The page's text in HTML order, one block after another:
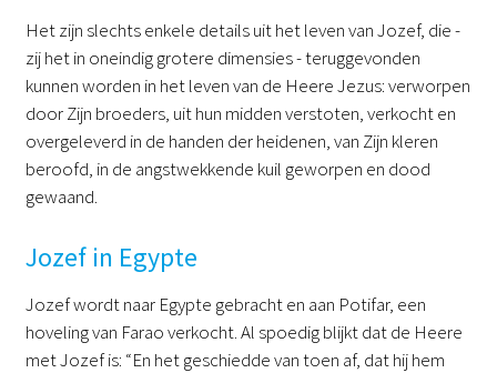
Het zijn slechts enkele details uit het leven van Jozef, die -
zij het in oneindig grotere dimensies - teruggevonden
kunnen worden in het leven van de Heere Jezus: verworpen
door Zijn broeders, uit hun midden verstoten, verkocht en
overgeleverd in de handen der heidenen, van Zijn kleren
beroofd, in de angstwekkende kuil geworpen en dood
gewaand.
Jozef in Egypte
Jozef wordt naar Egypte gebracht en aan Potifar, een
hoveling van Farao verkocht. Al spoedig blijkt dat de Heere
met Jozef is: “En het geschiedde van toen af, dat hij hem